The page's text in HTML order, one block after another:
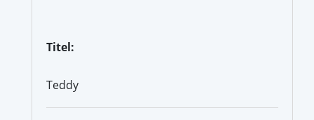
Titel:
Teddy